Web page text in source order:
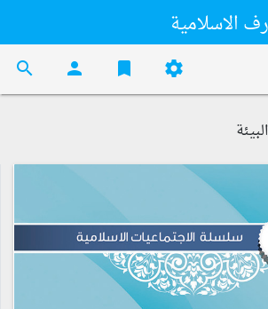
الاسلامية
settings
bookmark
person
search
البيئة